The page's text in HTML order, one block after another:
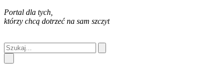
Portal dla tych,
którzy chcą dotrzeć na sam szczyt